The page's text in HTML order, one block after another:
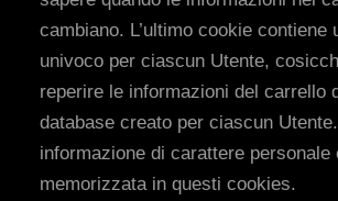
cambiano. L’ultimo cookie contiene
univoco per ciascun Utente,
reperire le informazioni del carrello
database creato per ciascun
informazione di carattere personale
memorizzata in questi cookies.